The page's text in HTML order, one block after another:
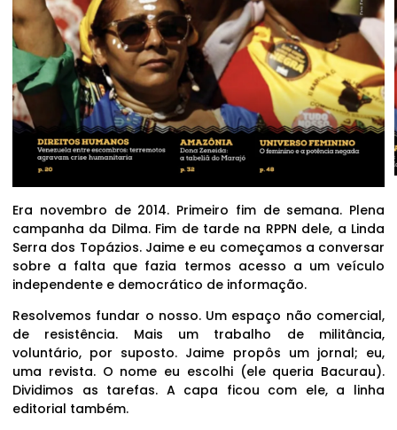
Era novembro de 2014. Primeiro fim de semana. Plena
campanha da Dilma. Fim de tarde na RPPN dele, a Linda
Serra dos Topázios. Jaime e eu começamos a conversar
sobre a falta que fazia termos acesso a um veículo
independente e democrático de informação.
Resolvemos fundar o nosso. Um espaço não comercial,
de resistência. Mais um trabalho de militância,
voluntário, por suposto. Jaime propôs um jornal; eu,
uma revista. O nome eu escolhi (ele queria Bacurau).
Dividimos as tarefas. A capa ficou com ele, a linha
editorial também.